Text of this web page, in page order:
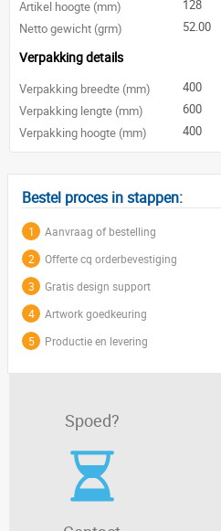
Artikel hoogte (mm)
128
Netto gewicht (grm)
52.00
Verpakking details
Verpakking breedte (mm)
400
Verpakking lengte (mm)
600
Verpakking hoogte (mm)
400
Bestel proces in stappen:
1
Aanvraag of bestelling
2
Offerte cq orderbevestiging
3
Gratis design support
4
Artwork goedkeuring
5
Productie en levering
Spoed?